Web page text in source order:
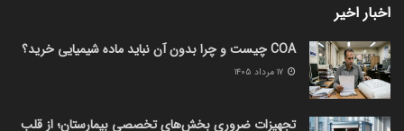
اخبار اخیر
COA چیست و چرا بدون آن نباید ماده شیمیایی خرید؟
تجهیزات ضروری بخش‌های تخصصی بیمارستان؛ از قلب